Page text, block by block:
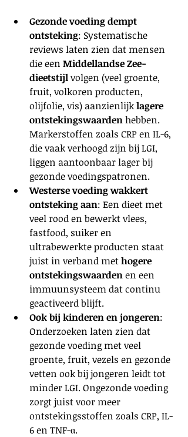
Gezonde voeding dempt
ontsteking: Systematische
reviews laten zien dat mensen
die een Middellandse Zee-
dieetstijl volgen (veel groente,
fruit, volkoren producten,
olijfolie, vis) aanzienlijk lagere
ontstekingswaarden hebben.
Markerstoffen zoals CRP en IL-6,
die vaak verhoogd zijn bij LGI,
liggen aantoonbaar lager bij
gezonde voedingspatronen.
Westerse voeding wakkert
ontsteking aan: Een dieet met
veel rood en bewerkt vlees,
fastfood, suiker en
ultrabewerkte producten staat
juist in verband met hogere
ontstekingswaarden en een
immuunsysteem dat continu
geactiveerd blijft.
Ook bij kinderen en jongeren:
Onderzoeken laten zien dat
gezonde voeding met veel
groente, fruit, vezels en gezonde
vetten ook bij jongeren leidt tot
minder LGI. Ongezonde voeding
zorgt juist voor meer
ontstekingsstoffen zoals CRP, IL-
6 en TNF-α.